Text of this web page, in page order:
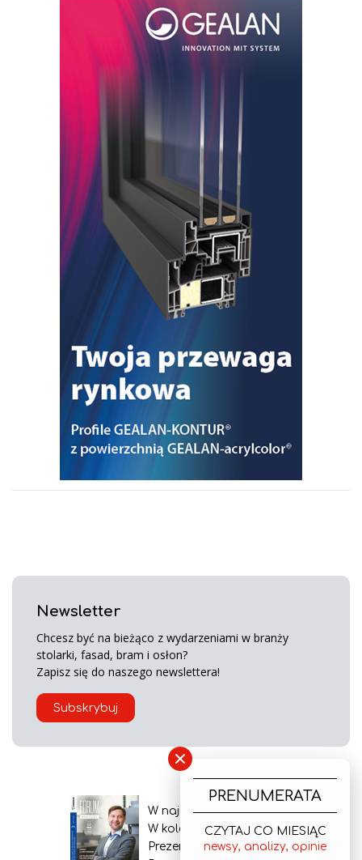
Newsletter
Chcesz być na bieżąco z wydarzeniami w branży
stolarki, fasad, bram i osłon?
Zapisz się do naszego newslettera!
Subskrybuj
W najnowszym wydaniu
W kolejnym numerze
Prezentacja gazety
×
PRENUMERATA
CZYTAJ CO MIESIĄC
newsy, analizy, opinie